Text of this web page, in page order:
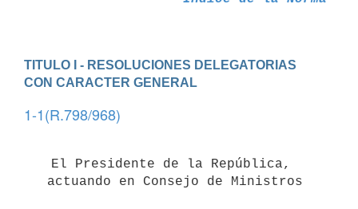
TITULO I - RESOLUCIONES DELEGATORIAS
CON CARACTER GENERAL
1-1(R.798/968)
El Presidente de la República,
actuando en Consejo de Ministros